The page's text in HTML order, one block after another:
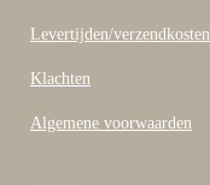
Levertijden/verzendkosten
Klachten
Algemene voorwaarden